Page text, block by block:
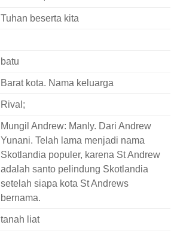
Tuhan beserta kita
batu
Barat kota. Nama keluarga
Rival;
Mungil Andrew: Manly. Dari Andrew
Yunani. Telah lama menjadi nama
Skotlandia populer, karena St Andrew
adalah santo pelindung Skotlandia
setelah siapa kota St Andrews
bernama.
tanah liat